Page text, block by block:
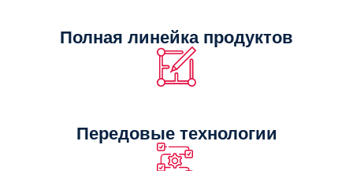
Полная линейка продуктов
Передовые технологии